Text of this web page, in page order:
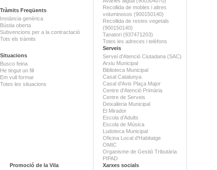
Tràmits Freqüents
Instància genèrica
Bústia oberta
Subvencions per a la contractació
Tots els tràmits
Situacions
Busco feina
He tingut un fill
Em vull formar
Totes les situacions
Recollida de mobles i altres
voluminosos (900150140)
Recollida de restes vegetals
(900150140)
Tanatori (937471203)
Totes les adreces i telèfons
Serveis
Servei d'Atenció Ciutadana (SAC)
Arxiu Municipal
Biblioteca Municipal
Casal Catalunya
Casal d'Avis Plaça Major
Centre d'Atenció Primària
Centre de Serveis
Deixalleria Municipal
El Mirador
Escola d'Adults
Escola de Música
Ludoteca Municipal
Oficina Local d'Habitatge
OMIC
Organisme de Gestió Tributària
PIPAD
Promoció de la Vila
Xarxes socials